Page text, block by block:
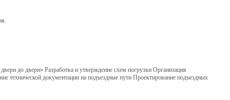
до двери» Разработка и утверждение схем погрузки Организация
технической документации на подъездные пути Проектирование подъездных